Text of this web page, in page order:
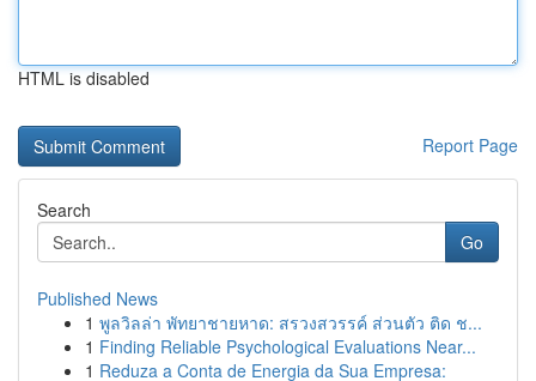
HTML is disabled
Report Page
Search
Go
Published News
1 พูลวิลล่า พัทยาชายหาด: สรวงสวรรค์ ส่วนตัว ติด ช...
1 Finding Reliable Psychological Evaluations Near...
1 Reduza a Conta de Energia da Sua Empresa: